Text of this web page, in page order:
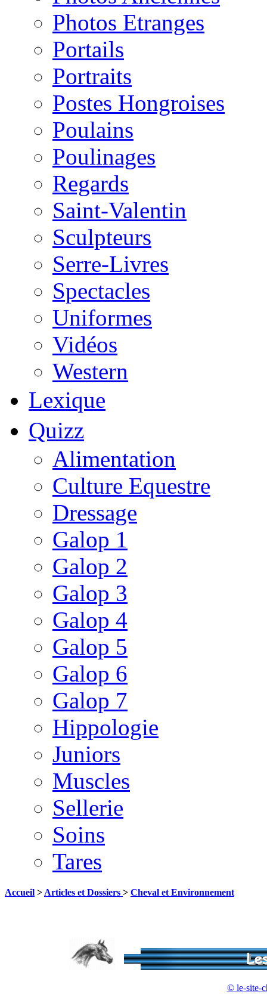
Photos Etranges
Portails
Portraits
Postes Hongroises
Poulains
Poulinages
Regards
Saint-Valentin
Sculpteurs
Serre-Livres
Spectacles
Uniformes
Vidéos
Western
Lexique
Quizz
Alimentation
Culture Equestre
Dressage
Galop 1
Galop 2
Galop 3
Galop 4
Galop 5
Galop 6
Galop 7
Hippologie
Juniors
Muscles
Sellerie
Soins
Tares
Accueil > Articles et Dossiers > Cheval et Environnement
© le-site-